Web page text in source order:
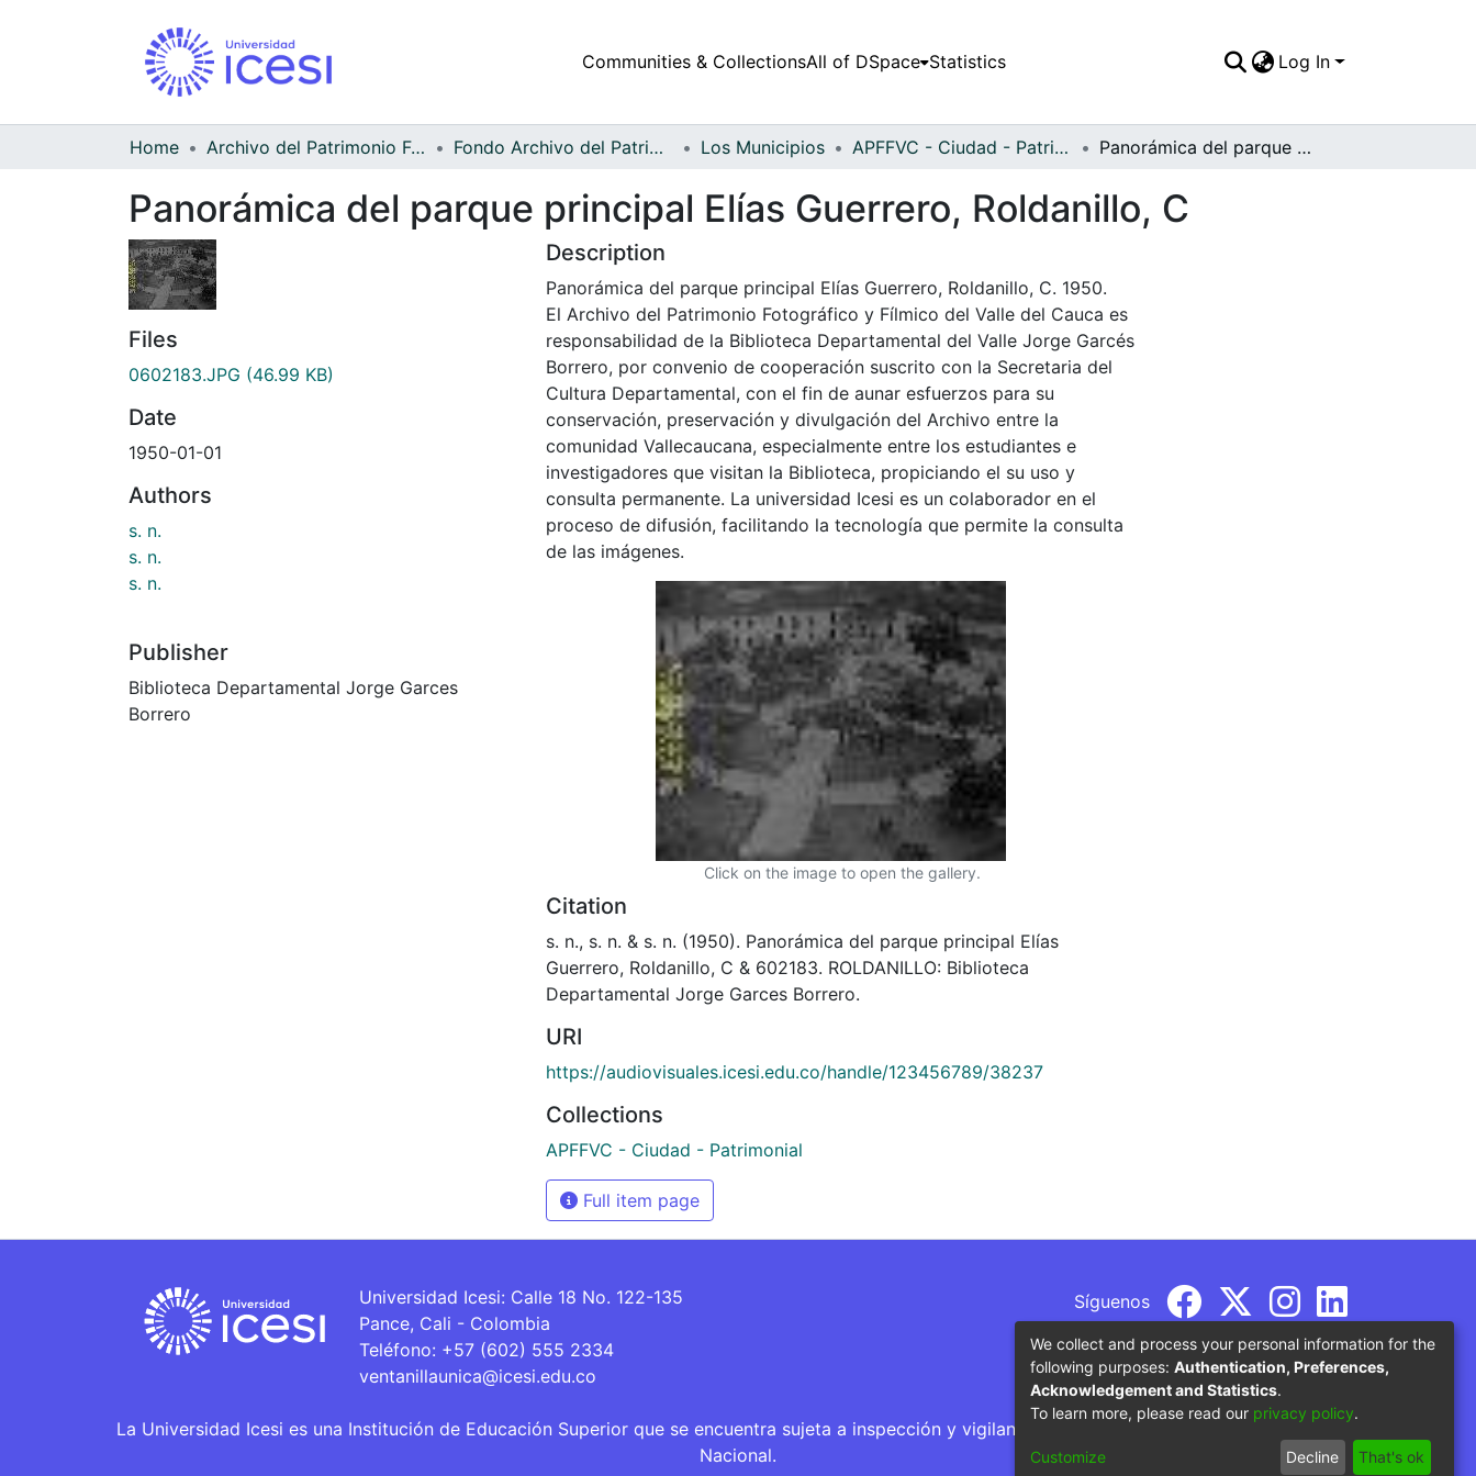
Communities & CollectionsAll of DSpace Statistics Log In
Home Archivo del Patrimonio Fotográfico y Fílmico del Valle del Cauca Fondo Archivo del Patrimonio Fotográfico y Fílmico del Valle del Cauca Los Municipios APFFVC - Ciudad - Patrimonial Panorámica del parque principal Elías Guerrero, Roldanillo, C
Panorámica del parque principal Elías Guerrero, Roldanillo, C
Files
0602183.JPG (46.99 KB)
Date
1950-01-01
Authors
s. n.
s. n.
s. n.
Publisher
Biblioteca Departamental Jorge Garces
Borrero
Description
Panorámica del parque principal Elías Guerrero, Roldanillo, C. 1950.
El Archivo del Patrimonio Fotográfico y Fílmico del Valle del Cauca es
responsabilidad de la Biblioteca Departamental del Valle Jorge Garcés
Borrero, por convenio de cooperación suscrito con la Secretaria del
Cultura Departamental, con el fin de aunar esfuerzos para su
conservación, preservación y divulgación del Archivo entre la
comunidad Vallecaucana, especialmente entre los estudiantes e
investigadores que visitan la Biblioteca, propiciando el su uso y
consulta permanente. La universidad Icesi es un colaborador en el
proceso de difusión, facilitando la tecnología que permite la consulta
de las imágenes.
Click on the image to open the gallery.
Citation
s. n., s. n. & s. n. (1950). Panorámica del parque principal Elías
Guerrero, Roldanillo, C & 602183. ROLDANILLO: Biblioteca
Departamental Jorge Garces Borrero.
URI
https://audiovisuales.icesi.edu.co/handle/123456789/38237
Collections
APFFVC - Ciudad - Patrimonial
Full item page
Universidad Icesi: Calle 18 No. 122-135
Pance, Cali - Colombia
Teléfono: +57 (602) 555 2334
ventanillaunica@icesi.edu.co
Síguenos
La Universidad Icesi es una Institución de Educación Superior que se encuentra sujeta a inspección y vigilancia por parte del Ministerio de Educación
Nacional.
We collect and process your personal information for the
following purposes: Authentication, Preferences,
Acknowledgement and Statistics.
To learn more, please read our privacy policy.
Customize Decline That's ok